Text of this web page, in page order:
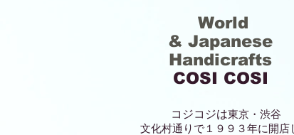
World
& Japanese
Handicrafts
COSI COSI
コジコジは東京・渋谷
文化村通りで１９９３年に開店